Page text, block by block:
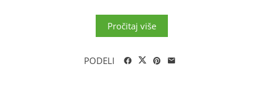
Pročitaj više
PODELI